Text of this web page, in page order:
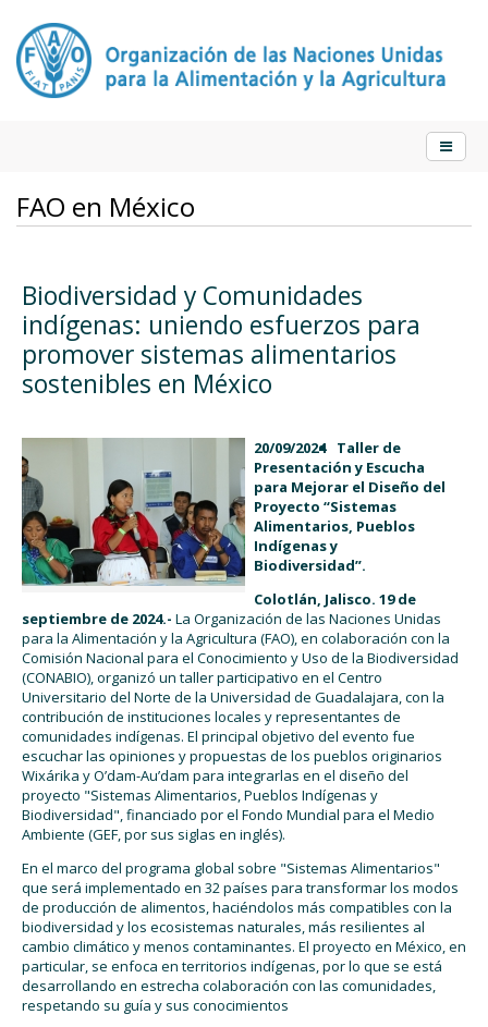
FAO en México
Biodiversidad y Comunidades
indígenas: uniendo esfuerzos para
promover sistemas alimentarios
sostenibles en México
20/09/2024
Taller de
Presentación y Escucha
para Mejorar el Diseño del
Proyecto “Sistemas
Alimentarios, Pueblos
Indígenas y
Biodiversidad”.
Colotlán, Jalisco. 19 de
septiembre de 2024.- La Organización de las Naciones Unidas
para la Alimentación y la Agricultura (FAO), en colaboración con la
Comisión Nacional para el Conocimiento y Uso de la Biodiversidad
(CONABIO), organizó un taller participativo en el Centro
Universitario del Norte de la Universidad de Guadalajara, con la
contribución de instituciones locales y representantes de
comunidades indígenas. El principal objetivo del evento fue
escuchar las opiniones y propuestas de los pueblos originarios
Wixárika y O’dam-Au’dam para integrarlas en el diseño del
proyecto "Sistemas Alimentarios, Pueblos Indígenas y
Biodiversidad", financiado por el Fondo Mundial para el Medio
Ambiente (GEF, por sus siglas en inglés).
En el marco del programa global sobre "Sistemas Alimentarios"
que será implementado en 32 países para transformar los modos
de producción de alimentos, haciéndolos más compatibles con la
biodiversidad y los ecosistemas naturales, más resilientes al
cambio climático y menos contaminantes. El proyecto en México, en
particular, se enfoca en territorios indígenas, por lo que se está
desarrollando en estrecha colaboración con las comunidades,
respetando su guía y sus conocimientos